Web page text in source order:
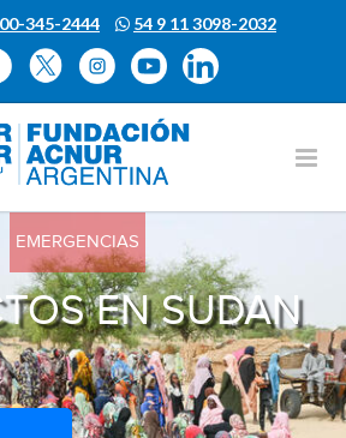
345-2444 54 9 11 3098-2032
EMERGENCIAS
EN SUDAN